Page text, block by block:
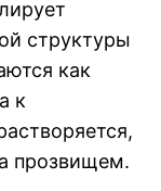
структуры
как
к
прозвищем.